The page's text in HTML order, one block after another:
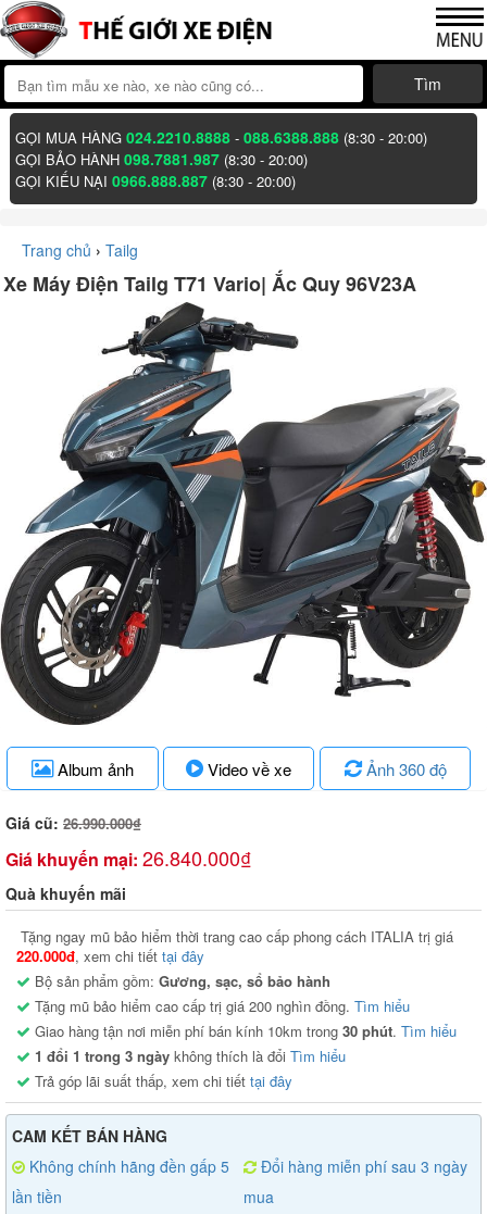
Tìm
GỌI MUA HÀNG024.2210.8888 -088.6388.888 (8:30 - 20:00)
GỌI BẢO HÀNH098.7881.987 (8:30 - 20:00)
GỌI KIẾU NẠI0966.888.887 (8:30 - 20:00)
Trang chủ › Tailg
Xe Máy Điện Tailg T71 Vario| Ắc Quy 96V23A
Album ảnh Video về xe Ảnh 360 độ
Giá cũ: 26.990.000₫
Giá khuyến mại: 26.840.000₫
Quà khuyến mãi
Tặng ngay mũ bảo hiểm thời trang cao cấp phong cách ITALIA trị giá
220.000đ, xem chi tiết tại đây
Bộ sản phẩm gồm: Gương, sạc, sổ bảo hành
Tặng mũ bảo hiểm cao cấp trị giá 200 nghìn đồng. Tìm hiểu
Giao hàng tận nơi miễn phí bán kính 10km trong 30 phút. Tìm hiểu
1 đổi 1 trong 3 ngày không thích là đổi Tìm hiểu
Trả góp lãi suất thấp, xem chi tiết tại đây
CAM KẾT BÁN HÀNG
Không chính hãng đền gấp 5
lần tiền
Đổi hàng miễn phí sau 3 ngày
mua